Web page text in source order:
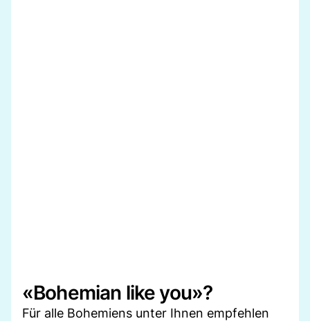
«Bohemian like you»?
Für alle Bohemiens unter Ihnen empfehlen